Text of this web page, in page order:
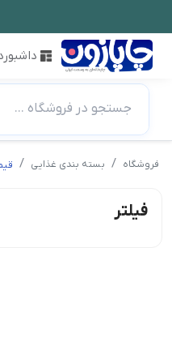
جستجو در فروشگاه ...
فروشگاه بسته بندی غذایی
فیلتر